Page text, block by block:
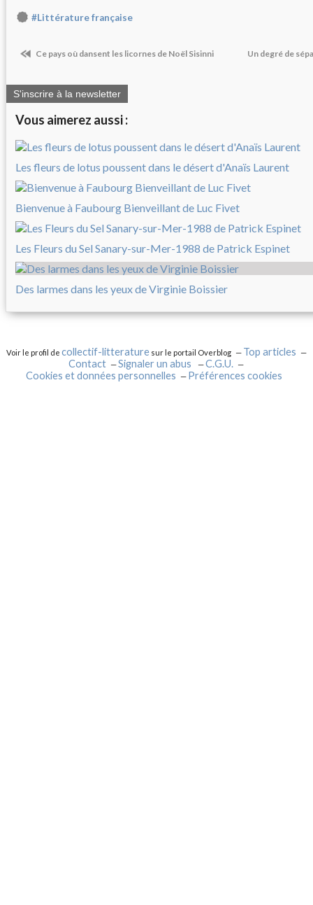
#Littérature française
Ce pays où dansent les licornes de Noël Sisinni Un degré de
S'inscrire à la newsletter
Vous aimerez aussi :
Les fleurs de lotus poussent dans le désert d'Anaïs Laurent
Bienvenue à Faubourg Bienveillant de Luc Fivet
Les Fleurs du Sel Sanary-sur-Mer-1988 de Patrick Espinet
Des larmes dans les yeux de Virginie Boissier
Voir le profil de collectif-litterature sur le portail Overblog
Top articles
Contact
Signaler un abus
C.G.U.
Cookies et données personnelles
Préférences cookies